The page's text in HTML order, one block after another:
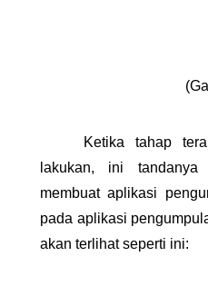
Ketika tahap
lakukan, ini
membuat aplikasi
pada aplikasi
akan terlihat seperti ini: